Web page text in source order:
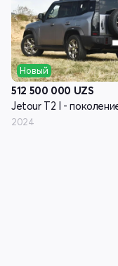
Новый
512 500 000 UZS
Jetour T2 I -
2024